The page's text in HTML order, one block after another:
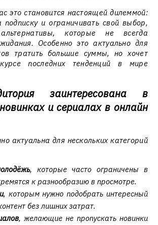
это становится настоящей дилеммой:
подписку и ограничивать свой выбор,
которые не всегда
Особенно это актуально для
тратить большие суммы, но хочет
последних тенденций в мире
заинтересована в
и сериалах в онлайн
актуальна для нескольких категорий
, которые часто ограничены в
к разнообразию в просмотре.
, которым нужно подобрать интересный
без лишних затрат.
, желающие не пропускать новинки